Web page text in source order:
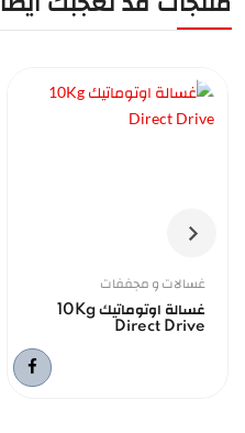
غسالات و مجففات
غسالة اوتوماتيك 10Kg
Direct Drive